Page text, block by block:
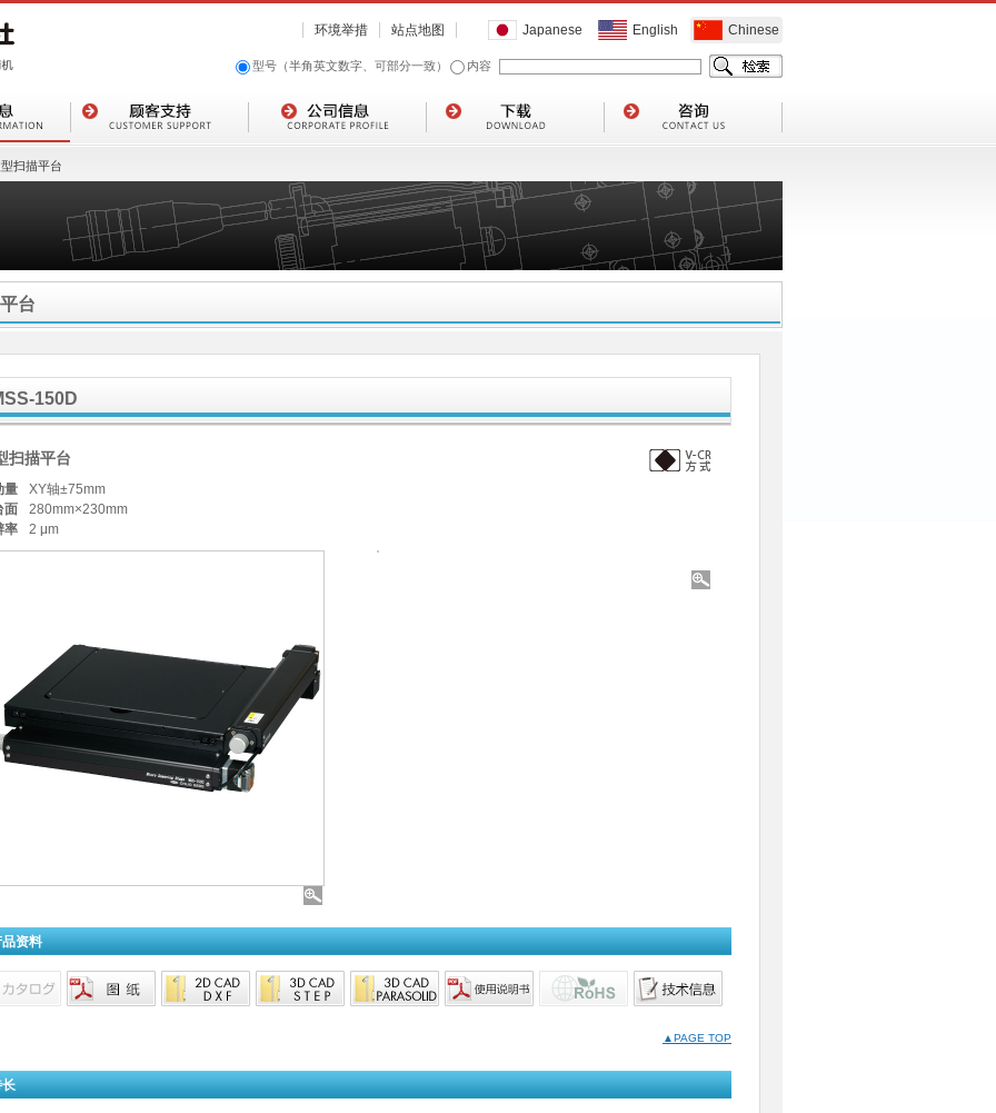
环境举措 站点地图 Japanese English Chinese
型号（半角英文数字、可部分一致） 内容
扫描平台
台
150D
扫描平台
量
XY轴±75mm
面
280mm×230mm
率
2 μm
资料
▲PAGE TOP